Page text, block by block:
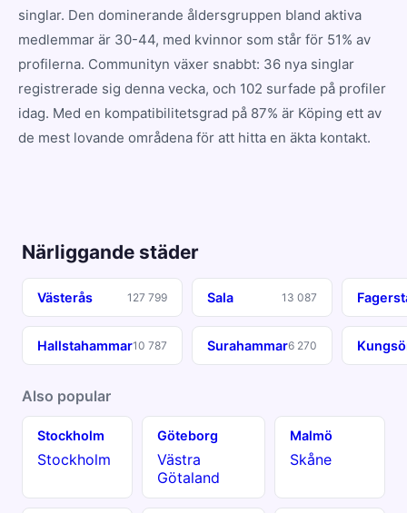
singlar. Den dominerande åldersgruppen bland aktiva
medlemmar är 30-44, med kvinnor som står för 51% av
profilerna. Communityn växer snabbt: 36 nya singlar
registrerade sig denna vecka, och 102 surfade på profiler
idag. Med en kompatibilitetsgrad på 87% är Köping ett av
de mest lovande områdena för att hitta en äkta kontakt.
Närliggande städer
Västerås 127 799 Sala 13 087
Hallstahammar10 787 Surahammar6 270
Also popular
Stockholm
Stockholm
Göteborg
Västra
Götaland
Malmö
Skåne